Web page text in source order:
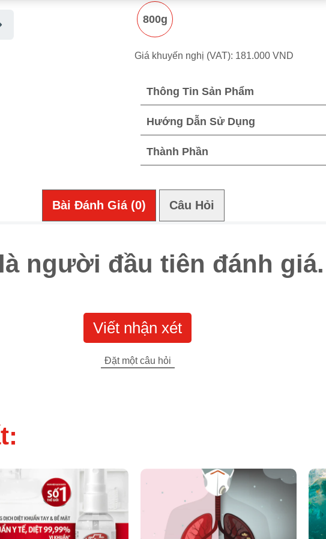
800g
Giá khuyến nghị (VAT): 181.000 VND
Thông Tin Sản Phẩm
Hướng Dẫn Sử Dụng
Thành Phần
Bài Đánh Giá (0) Câu Hỏi (0)
người đầu tiên đánh giá.
Viết nhận xét
Đặt một câu hỏi